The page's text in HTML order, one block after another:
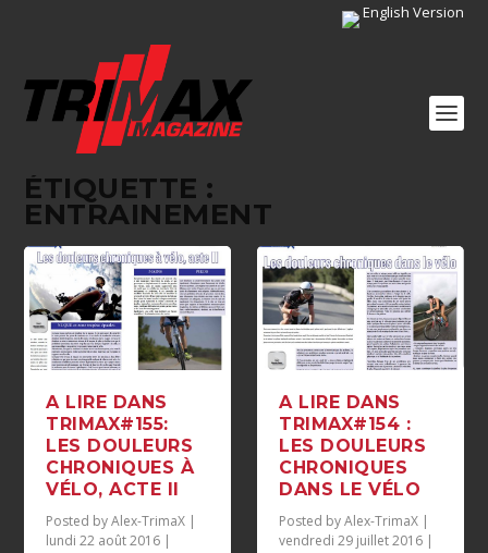
English Version
ÉTIQUETTE :
ENTRAINEMENT
A LIRE DANS
TRIMAX#155:
LES DOULEURS
CHRONIQUES À
VÉLO, ACTE II
Posted byAlex-TrimaX |
lundi 22 août 2016 |
A LIRE DANS
TRIMAX#154 :
LES DOULEURS
CHRONIQUES
DANS LE VÉLO
Posted byAlex-TrimaX |
vendredi 29 juillet 2016 |